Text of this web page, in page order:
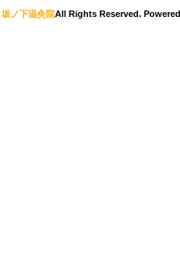
坂ノ下温灸院All Rights Reserved.